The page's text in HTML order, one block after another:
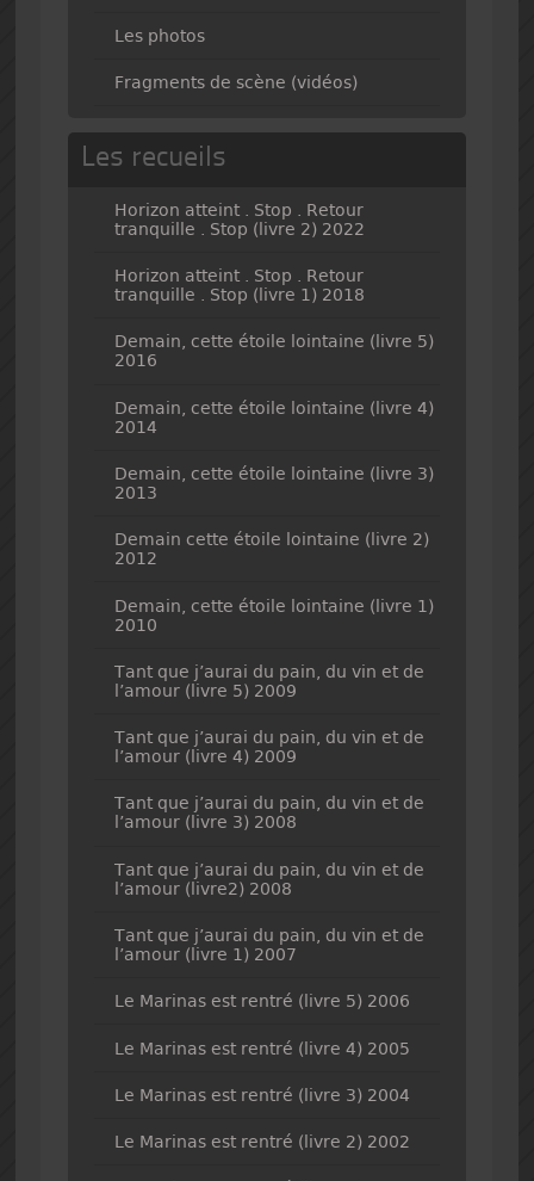
Les photos
Fragments de scène (vidéos)
Les recueils
Horizon atteint . Stop . Retour
tranquille . Stop (livre 2) 2022
Horizon atteint . Stop . Retour
tranquille . Stop (livre 1) 2018
Demain, cette étoile lointaine (livre 5)
2016
Demain, cette étoile lointaine (livre 4)
2014
Demain, cette étoile lointaine (livre 3)
2013
Demain cette étoile lointaine (livre 2)
2012
Demain, cette étoile lointaine (livre 1)
2010
Tant que j’aurai du pain, du vin et de
l’amour (livre 5) 2009
Tant que j’aurai du pain, du vin et de
l’amour (livre 4) 2009
Tant que j’aurai du pain, du vin et de
l’amour (livre 3) 2008
Tant que j’aurai du pain, du vin et de
l’amour (livre2) 2008
Tant que j’aurai du pain, du vin et de
l’amour (livre 1) 2007
Le Marinas est rentré (livre 5) 2006
Le Marinas est rentré (livre 4) 2005
Le Marinas est rentré (livre 3) 2004
Le Marinas est rentré (livre 2) 2002